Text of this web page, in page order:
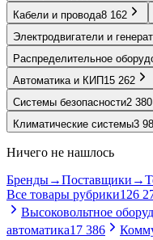
Кабели и провода8 162
Электродвигатели и
Распределительное
Автоматика и КИП 15 262
Системы безопасности2 380
Климатические системы3
Ничего не нашлось
Бренды→Поставщики →
Все товары рубрики126
Высоковольтное
автоматика17 386